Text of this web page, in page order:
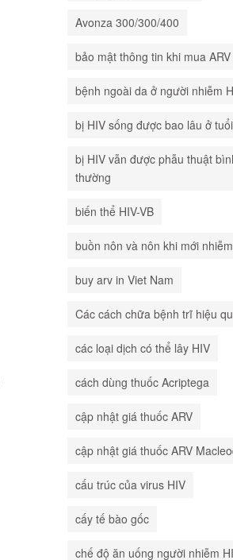
Avonza 300/300/400
bảo mật thông tin khi mua ARV
bệnh ngoài da ở người nhiễm
bị HIV sống được bao lâu ở
bị HIV vẫn được phẫu thuật
thường
biến thể HIV-VB
buồn nôn và nôn khi mới
buy arv in Viet Nam
Các cách chữa bệnh trĩ hiệu
các loại dịch có thể lây HIV
cách dùng thuốc Acriptega
cập nhật giá thuốc ARV
cập nhật giá thuốc ARV
cấu trúc của virus HIV
cấy tế bào gốc
chế độ ăn uống người nhiễm